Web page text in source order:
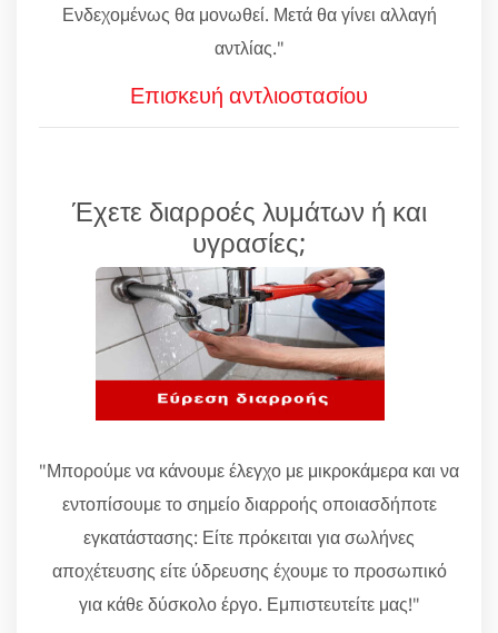
Ενδεχομένως θα μονωθεί. Μετά θα γίνει αλλαγή
αντλίας."
Επισκευή αντλιοστασίου
Έχετε διαρροές λυμάτων ή και
υγρασίες;
"Μπορούμε να κάνουμε έλεγχο με μικροκάμερα και να
εντοπίσουμε το σημείο διαρροής οποιασδήποτε
εγκατάστασης: Είτε πρόκειται για σωλήνες
αποχέτευσης είτε ύδρευσης έχουμε το προσωπικό
για κάθε δύσκολο έργο. Εμπιστευτείτε μας!"